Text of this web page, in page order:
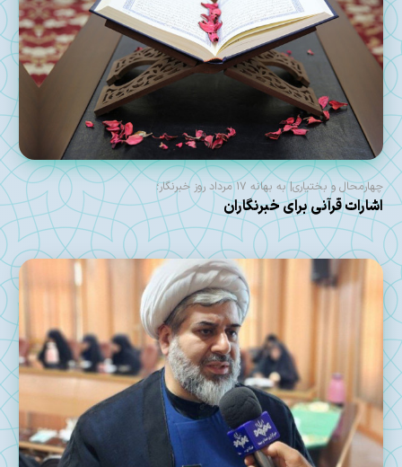
چهارمحال و بختیاری| به بهانه ۱۷ مرداد روز خبرنگار؛
اشارات قرآنی برای خبرنگاران